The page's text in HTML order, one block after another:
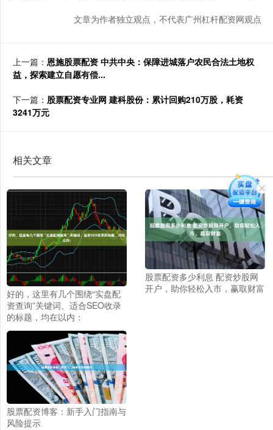
文章为作者独立观点，不代表广州杠杆配资网观点
上一篇： 恩施股票配资 中共中央：保障进城落户农民合法土地权
益，探索建立自愿有偿...
下一篇： 股票配资专业网 建科股份：累计回购210万股，耗资
3241万元
相关文章
好的，这里有几个围绕“实盘配
资查询”关键词、适合SEO收录
的标题，均在以内：
股票配资多少利息 配资炒股网
开户，助你轻松入市，赢取财富
股票配资博客：新手入门指南与
风险提示